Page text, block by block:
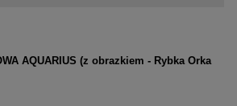
AQUARIUS (z obrazkiem - Rybka Orka